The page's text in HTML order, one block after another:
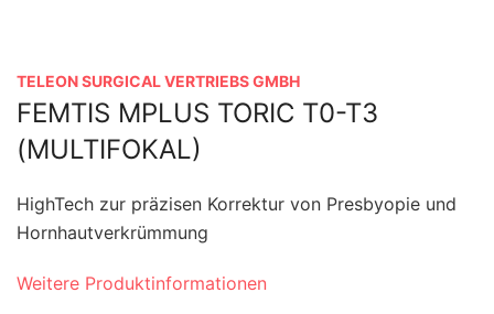
TELEON SURGICAL VERTRIEBS GMBH
FEMTIS MPLUS TORIC T0-T3
(MULTIFOKAL)
HighTech zur präzisen Korrektur von Presbyopie und
Hornhautverkrümmung
Weitere Produktinformationen